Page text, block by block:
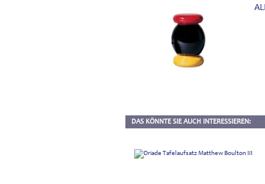
DAS KÖNNTE SIE AUCH INTERESSIEREN: